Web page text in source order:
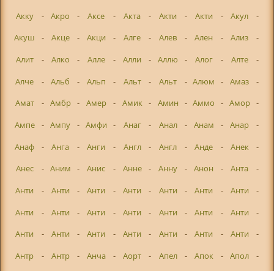
Акку
- Акро - Аксе - Акта - Акти - Акти - Акул
-
Акуш
- Акце - Акци - Алге - Алев - Ален - Ализ
-
Алит
- Алко - Алле - Алли - Аллю - Алог - Алте
-
Алче
- Альб - Альп - Альт - Альт - Алюм - Амаз
-
Амат
- Амбр - Амер - Амик - Амин - Аммо - Амор -
Ампе
- Ампу - Амфи - Анаг - Анал - Анам - Анар
-
Анаф
- Анга - Анги - Англ - Англ - Анде - Анек
-
Анес
- Аним - Анис - Анне - Анну - Анон - Анта
-
Анти
- Анти - Анти - Анти - Анти - Анти - Анти
-
Анти
- Анти - Анти - Анти - Анти - Анти - Анти
-
Анти
- Анти - Анти - Анти - Анти - Анти - Анти
-
Антр
- Антр - Анча - Аорт - Апел - Апок - Апол
-